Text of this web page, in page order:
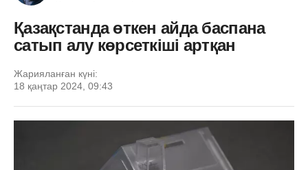
Қазақстанда өткен айда баспана
сатып алу көрсеткіші артқан
Жарияланған күні:
18 қаңтар 2024, 09:43